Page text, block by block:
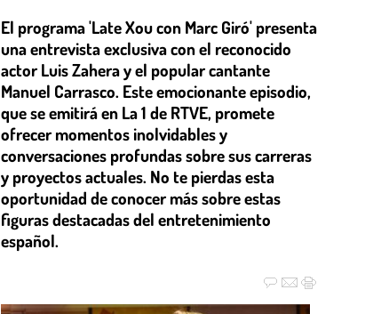
El programa 'Late Xou con Marc Giró' presenta
una entrevista exclusiva con el reconocido
actor Luis Zahera y el popular cantante
Manuel Carrasco. Este emocionante episodio,
que se emitirá en La 1 de RTVE, promete
ofrecer momentos inolvidables y
conversaciones profundas sobre sus carreras
y proyectos actuales. No te pierdas esta
oportunidad de conocer más sobre estas
figuras destacadas del entretenimiento
español.